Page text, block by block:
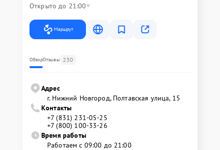
Открыто до 21:00
Маршрут
ОбзорОтзывы 230
Адрес
г. Нижний Новгород, Полтавская улица, 15
Контакты
+7 (831) 231-05-25
+7 (800) 100-33-26
Время работы
Работаем с 09:00 до 21:00